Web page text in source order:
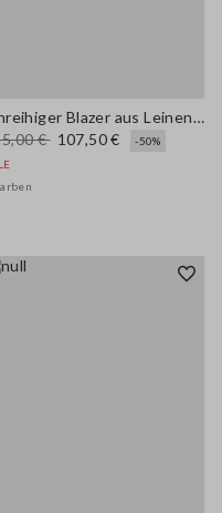
Einreihiger Blazer aus Leinen und Viskosestretch
€ 107,50 €
-50%